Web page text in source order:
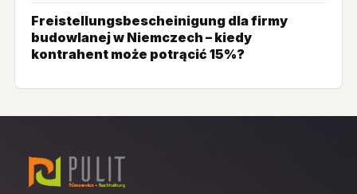
Freistellungsbescheinigung dla firmy
budowlanej w Niemczech – kiedy
kontrahent może potrącić 15%?